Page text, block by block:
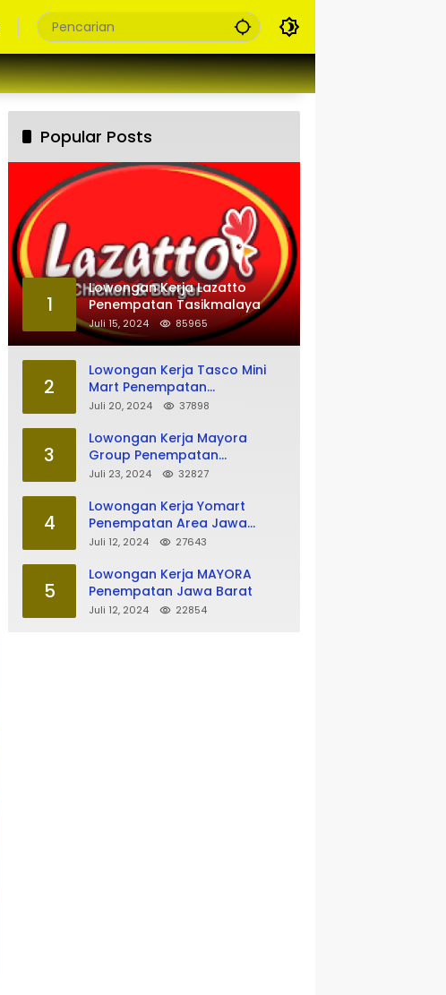
Popular Posts
1
Lowongan Kerja Lazatto
Penempatan Tasikmalaya
Juli 15, 2024 85965
2
Lowongan Kerja Tasco Mini
Mart Penempatan
Tasikmalaya
Juli 20, 2024 37898
3
Lowongan Kerja Mayora
Group Penempatan
Tasikmalaya
Juli 23, 2024 32827
4
Lowongan Kerja Yomart
Penempatan Area Jawa
Barat
Juli 12, 2024 27643
5
Lowongan Kerja MAYORA
Penempatan Jawa Barat
Juli 12, 2024 22854